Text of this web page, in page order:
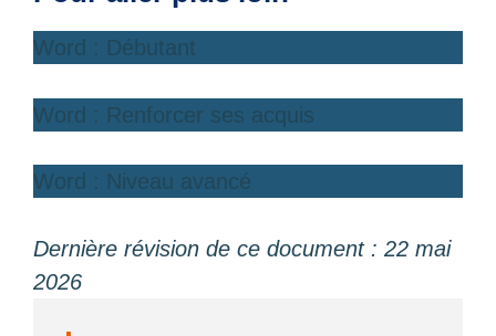
Word : Débutant
Word : Renforcer ses acquis
Word : Niveau avancé
Dernière révision de ce document : 22 mai
2026